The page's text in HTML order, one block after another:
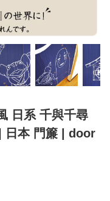
日系 千與千尋
日本 門簾 | door